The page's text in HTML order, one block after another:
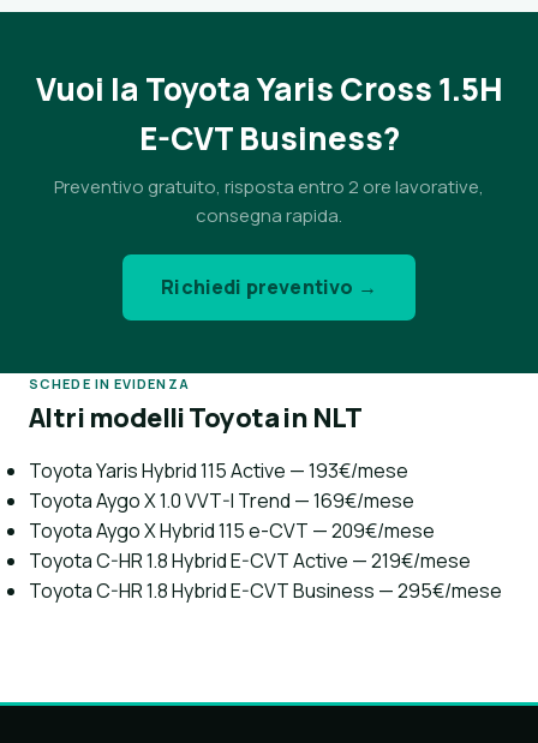
Vuoi la Toyota Yaris Cross 1.5H
E-CVT Business?
Preventivo gratuito, risposta entro 2 ore lavorative,
consegna rapida.
Richiedi preventivo →
SCHEDE IN EVIDENZA
Altri modelli Toyota in NLT
Toyota Yaris Hybrid 115 Active — 193€/mese
Toyota Aygo X 1.0 VVT-I Trend — 169€/mese
Toyota Aygo X Hybrid 115 e-CVT — 209€/mese
Toyota C-HR 1.8 Hybrid E-CVT Active — 219€/mese
Toyota C-HR 1.8 Hybrid E-CVT Business — 295€/mese